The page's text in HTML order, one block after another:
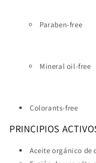
Paraben-free
Mineral oil-free
Colorants-free
PRINCIPIOS
Aceite orgánico de